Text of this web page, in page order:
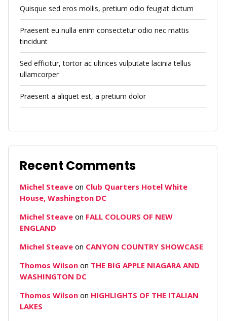
Quisque sed eros mollis, pretium odio feugiat dictum
Praesent eu nulla enim consectetur odio nec mattis
tincidunt
Sed efficitur, tortor ac ultrices vulputate lacinia tellus
ullamcorper
Praesent a aliquet est, a pretium dolor
Recent Comments
Michel Steaveon Club Quarters Hotel White
House, Washington DC
Michel Steaveon FALL COLOURS OF NEW
ENGLAND
Michel Steaveon CANYON COUNTRY SHOWCASE
Thomos Wilsonon THE BIG APPLE NIAGARA AND
WASHINGTON DC
Thomos Wilsonon HIGHLIGHTS OF THE ITALIAN
LAKES